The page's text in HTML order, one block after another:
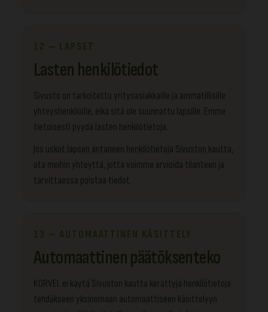
12 — LAPSET
Lasten henkilötiedot
Sivusto on tarkoitettu yritysasiakkaille ja ammatillisille
yhteyshenkilöille, eikä sitä ole suunnattu lapsille. Emme
tietoisesti pyydä lasten henkilötietoja.
Jos uskot lapsen antaneen henkilötietoja Sivuston kautta,
ota meihin yhteyttä, jotta voimme arvioida tilanteen ja
tarvittaessa poistaa tiedot.
13 — AUTOMAATTINEN KÄSITTELY
Automaattinen päätöksenteko
KORVEL ei käytä Sivuston kautta kerättyjä henkilötietoja
tehdäkseen yksinomaan automaattiseen käsittelyyn